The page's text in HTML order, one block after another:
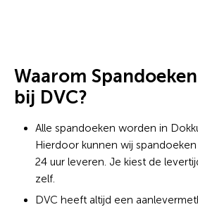
Waarom
bij DVC?
Alle spandoeken worden in
Hierdoor kunnen wij
24 uur leveren. Je kiest de
zelf.
DVC heeft altijd een